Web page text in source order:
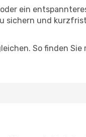
ein
sichern und
So finden Sie